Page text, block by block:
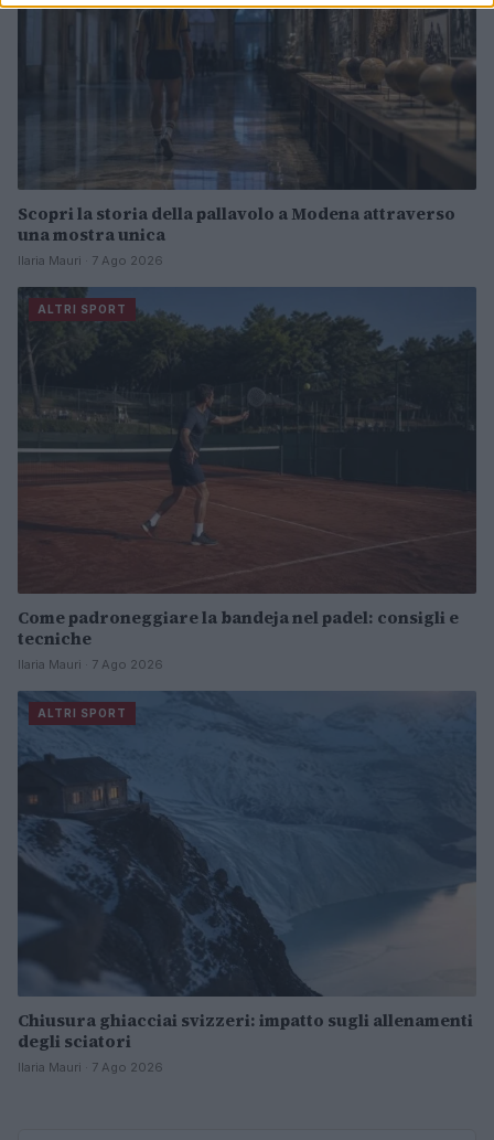
Scopri la storia della pallavolo a Modena attraverso
una mostra unica
Ilaria Mauri · 7 Ago 2026
ALTRI SPORT
Come padroneggiare la bandeja nel padel: consigli e
tecniche
Ilaria Mauri · 7 Ago 2026
ALTRI SPORT
Chiusura ghiacciai svizzeri: impatto sugli allenamenti
degli sciatori
Ilaria Mauri · 7 Ago 2026